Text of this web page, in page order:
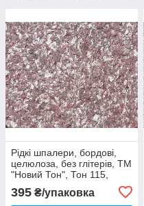
Рідкі шпалери, бордові,
целюлоза, без глітерів, ТМ
"Новий Тон", Тон 115,
серія "Лофт" на 4м2/1упак
395 ₴/упаковка